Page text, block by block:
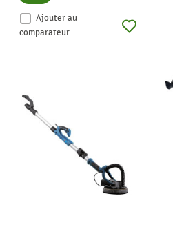
Ajouter au
comparateur